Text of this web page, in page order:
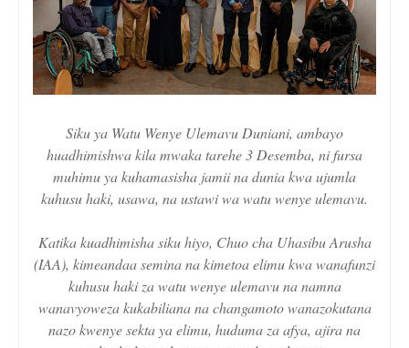
Siku ya Watu Wenye Ulemavu Duniani, ambayo
huadhimishwa kila mwaka tarehe 3 Desemba, ni fursa
muhimu ya kuhamasisha jamii na dunia kwa ujumla
kuhusu haki, usawa, na ustawi wa watu wenye ulemavu.
Katika kuadhimisha siku hiyo, Chuo cha Uhasibu Arusha
(IAA), kimeandaa semina na kimetoa elimu kwa wanafunzi
kuhusu haki za watu wenye ulemavu na namna
wanavyoweza kukabiliana na changamoto wanazokutana
nazo kwenye sekta ya elimu, huduma za afya, ajira na